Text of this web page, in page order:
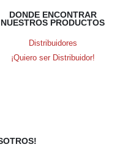
DONDE ENCONTRAR
NUESTROS PRODUCTOS
Distribuidores
¡Quiero ser Distribuidor!